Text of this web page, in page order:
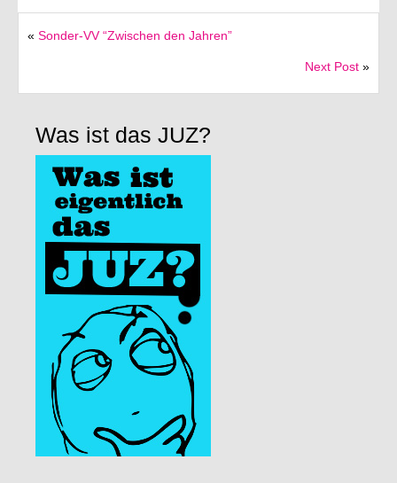
« Sonder-VV “Zwischen den Jahren”
Next Post »
Was ist das JUZ?